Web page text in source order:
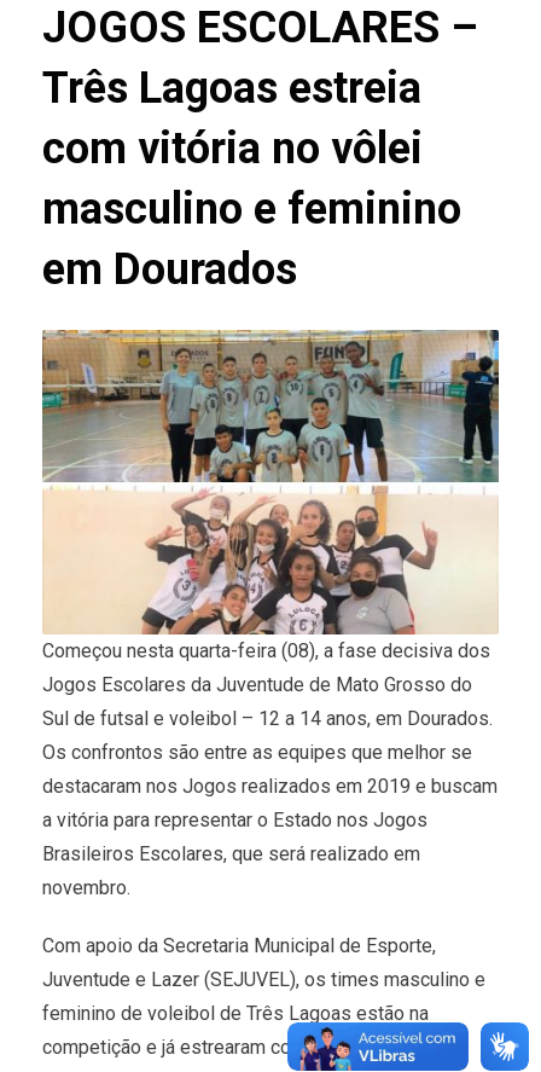
JOGOS ESCOLARES –
Três Lagoas estreia
com vitória no vôlei
masculino e feminino
em Dourados
Começou nesta quarta-feira (08), a fase decisiva dos
Jogos Escolares da Juventude de Mato Grosso do
Sul de futsal e voleibol – 12 a 14 anos, em Dourados.
Os confrontos são entre as equipes que melhor se
destacaram nos Jogos realizados em 2019 e buscam
a vitória para representar o Estado nos Jogos
Brasileiros Escolares, que será realizado em
novembro.
Com apoio da Secretaria Municipal de Esporte,
Juventude e Lazer (SEJUVEL), os times masculino e
feminino de voleibol de Três Lagoas estão na
competição e já estrearam com vitória.